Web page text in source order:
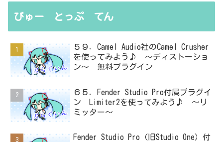
びゅー とっぷ てん
５９．Camel Audio社のCamel Crusher
を使ってみよう♪ ～ディストーショ
ン～ 無料プラグイン
６５．Fender Studio Pro付属プラグイ
ン Limiter2を使ってみよう♪ ～リ
ミッター～
Fender Studio Pro（旧Studio One）付